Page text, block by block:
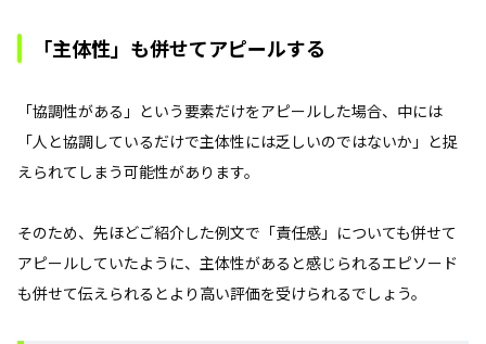
「主体性」も併せてアピールする
「協調性がある」という要素だけをアピールした場合、中には
「人と協調しているだけで主体性には乏しいのではないか」と捉
えられてしまう可能性があります。
そのため、先ほどご紹介した例文で「責任感」についても併せて
アピールしていたように、主体性があると感じられるエピソード
も併せて伝えられるとより高い評価を受けられるでしょう。